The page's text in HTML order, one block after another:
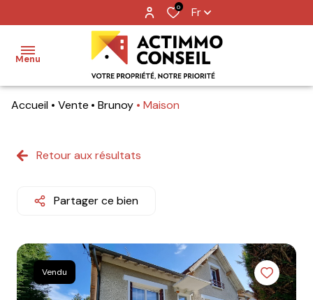
0 Fr
Menu
Ventes
Notre
Nos
metiers
Accueil Vente Brunoy Maison
Retour aux résultats
Partager ce bien
Vendu